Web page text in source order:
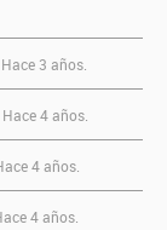
Hace 3 años.
Hace 4 años.
4 años.
4 años.